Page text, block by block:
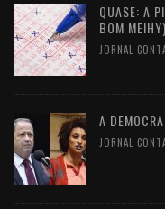
QUASE: A
BOM MEIHY)
JORNAL
A
JORNAL